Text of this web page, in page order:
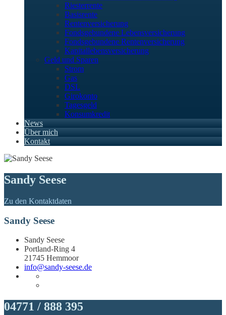
Riesterrente
Basisrente
Rentenversicherung
Fondsgebundene Lebensversicherung
Fondsgebundene Rentenversicherung
Kapitallebensversicherung
Geld und Sparen
Strom
Gas
DSL
Girokonto
Tagesgeld
Konsumkredit
News
Über mich
Kontakt
Sandy Seese
Zu den Kontaktdaten
Sandy Seese
Sandy Seese
Portland-Ring 4
21745 Hemmoor
info@sandy-seese.de
04771 / 888 395